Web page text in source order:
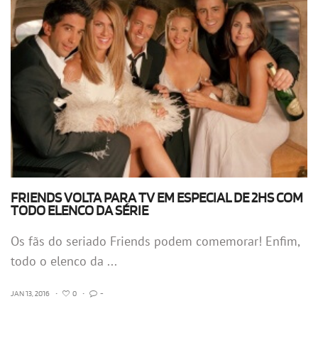
FRIENDS VOLTA PARA TV EM ESPECIAL DE 2HS COM
TODO ELENCO DA SÉRIE
Os fãs do seriado Friends podem comemorar! Enfim,
todo o elenco da ...
JAN 13, 2016 • 0 • -